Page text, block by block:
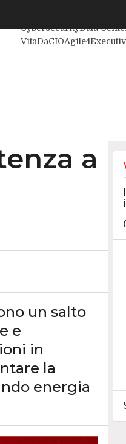
CybersecurityData
VitaDaCIO
a
un salto
e
in
la
energia